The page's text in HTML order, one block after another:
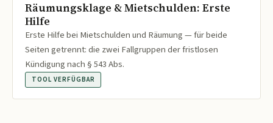
Räumungsklage & Mietschulden: Erste
Hilfe
Erste Hilfe bei Mietschulden und Räumung — für beide
Seiten getrennt: die zwei Fallgruppen der fristlosen
Kündigung nach § 543 Abs.
TOOL VERFÜGBAR